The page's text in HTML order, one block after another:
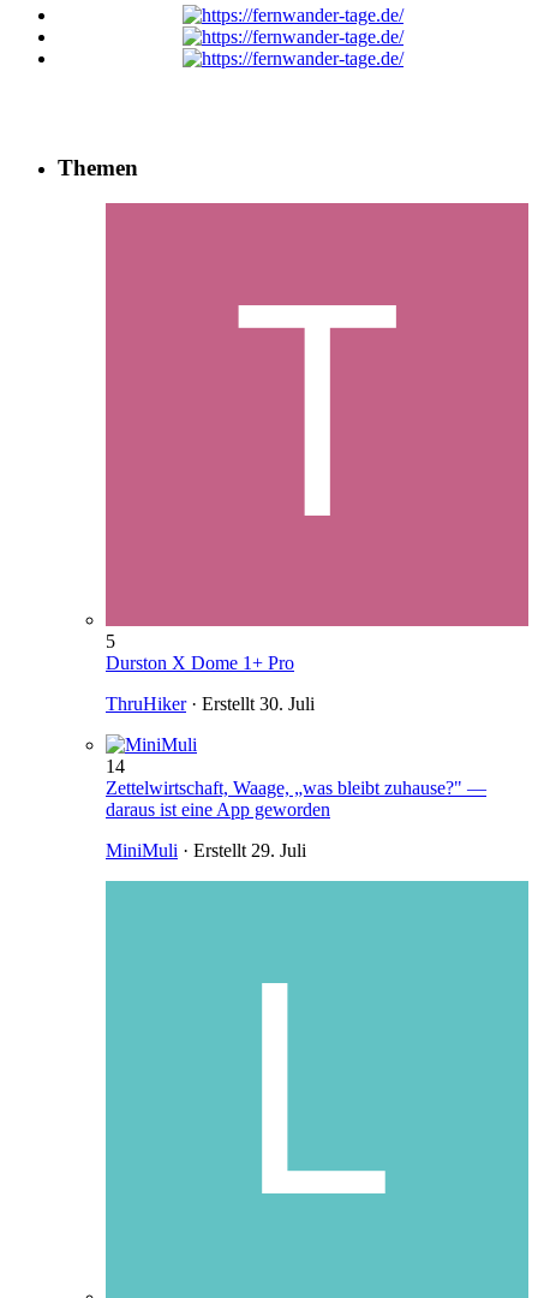
Themen
5
Durston X Dome 1+ Pro
ThruHiker· Erstellt30. Juli
14
Zettelwirtschaft, Waage, „was bleibt zuhause?" —
daraus ist eine App geworden
MiniMuli · Erstellt29. Juli